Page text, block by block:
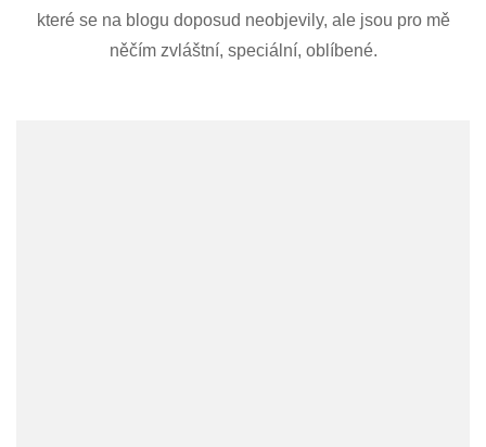
of
které se na blogu doposud neobjevily, ale jsou pro mě
něčím zvláštní, speciální, oblíbené.